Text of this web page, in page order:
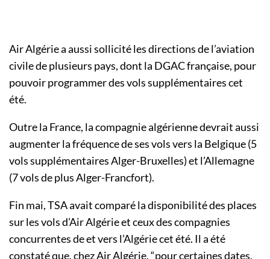
Air Algérie a aussi sollicité les directions de l’aviation
civile de plusieurs pays, dont la DGAC française, pour
pouvoir programmer des vols supplémentaires cet
été.
Outre la France, la compagnie algérienne devrait aussi
augmenter la fréquence de ses vols vers la Belgique (5
vols supplémentaires Alger-Bruxelles) et l’Allemagne
(7 vols de plus Alger-Francfort).
Fin mai, TSA avait comparé la disponibilité des places
sur les vols d’Air Algérie et ceux des compagnies
concurrentes de et vers l’Algérie cet été. Il a été
constaté que, chez Air Algérie, “pour certaines dates,